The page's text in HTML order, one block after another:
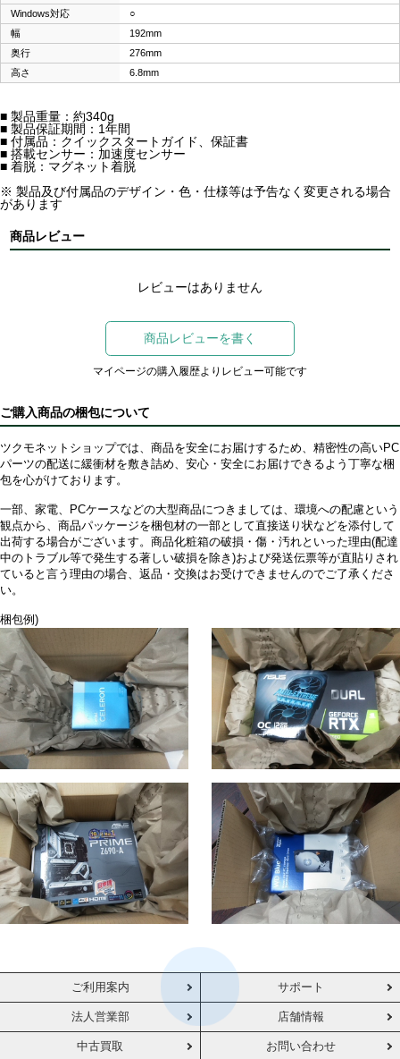
Windows対応
○
幅
192mm
奥行
276mm
高さ
6.8mm
■ 製品重量：約340g
■ 製品保証期間：1年間
■ 付属品：クイックスタートガイド、保証書
■ 搭載センサー：加速度センサー
■ 着脱：マグネット着脱
※ 製品及び付属品のデザイン・色・仕様等は予告なく変更される場合
があります
商品レビュー
レビューはありません
商品レビューを書く
マイページの購入履歴よりレビュー可能です
ご購入商品の梱包について
ツクモネットショップでは、商品を安全にお届けするため、精密性の高いPC
パーツの配送に緩衝材を敷き詰め、安心・安全にお届けできるよう丁寧な梱
包を心がけております。
一部、家電、PCケースなどの大型商品につきましては、環境への配慮という
観点から、商品パッケージを梱包材の一部として直接送り状などを添付して
出荷する場合がございます。商品化粧箱の破損・傷・汚れといった理由(配達
中のトラブル等で発生する著しい破損を除き)および発送伝票等が直貼りされ
ていると言う理由の場合、返品・交換はお受けできませんのでご了承くださ
い。
梱包例)
ご利用案内 サポート
法人営業部 店舗情報
中古買取 お問い合わせ